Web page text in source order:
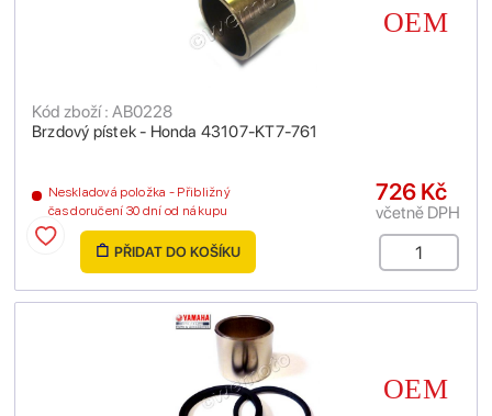
Brzdový pístek - Honda 43107-KT7-761
Kód zboží : AB0228
Neskladová položka - Přibližný
čas doručení 30 dní od nákupu
726 Kč
včetně DPH
PŘIDAT DO KOŠÍKU